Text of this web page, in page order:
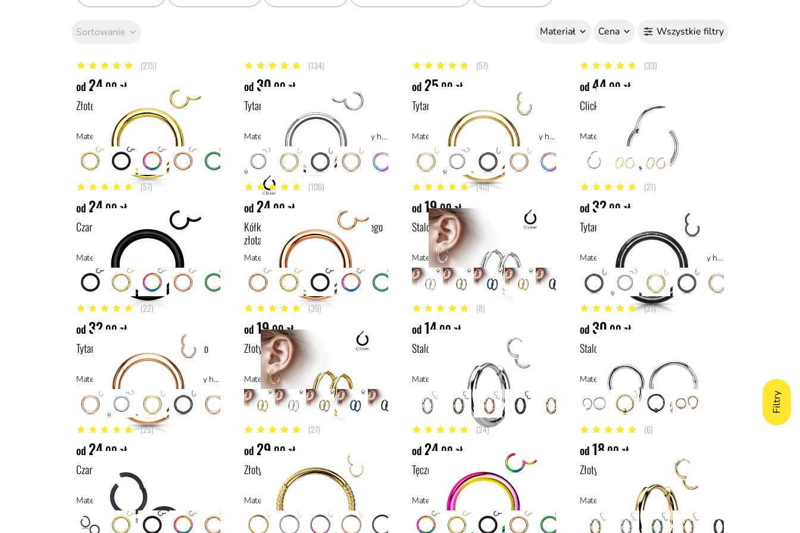
Sortowanie Materiał Cena Wszystkie filtry
4.9 z 5 gwiazdek (215)
od 24,00 zł
Złote kółko typu clicker
Materiał: stal z powłoką PVD, stal
4.9 z 5 gwiazdek (134)
od 30 ,00 zł
Tytanowe kółko typu clicker
Materiał: tytan ASTM F136, materiały hipoalergiczne
4.9 z 5 gwiazdek (57)
od 25 ,00 zł
Tytanowe złote kółko clicker
Materiał: tytan ASTM F136, materiały hipoalergiczne
4.9 z 5 gwiazdek (33)
od44,00 zł
Clicker ze srebra
Materiał: srebro
4.9 z 5 gwiazdek (57)
od 24,00 zł
Czarne kółko typu clicker
Materiał: stal z powłoką PVD, stal
5 z 5 gwiazdek (106)
od 24,00 zł
Kółko typu clicker w kolorze różowego
złota
Materiał: stal z powłoką PVD, stal
5 z 5 gwiazdek (40)
od19,00 zł
Stalowy clicker do ucha
Materiał: stal chirurgiczna 316L, stal
4.8 z 5 gwiazdek (21)
od 32,00 zł
Tytanowe czarne kółko clicker
Materiał: tytan ASTM F136, materiały hipoalergiczne
5 z 5 gwiazdek (22)
od 32,00 zł
Tytanowe kółko clicker Różowe złoto
Materiał: tytan ASTM F136, materiały hipoalergiczne
4.9 z 5 gwiazdek (39)
od19,00 zł
Złoty clicker do ucha
Materiał: stal z powłoką PVD, stal
5 z 5 gwiazdek (8)
od14,00 zł
Stalowy cienki mini clicker do ucha
Materiał: stal chirurgiczna 316L, stal
4.9 z 5 gwiazdek (27)
od 30 ,00 zł
Stalowy clicker z kulką
Materiał: stal chirurgiczna 316L, stal
4.9 z 5 gwiazdek (25)
od 24,00 zł
Czarne matowe kółko typu clicker
Materiał: stal z powłoką PVD, stal
5 z 5 gwiazdek (27)
od 29 ,00 zł
Złoty clicker Braided steel
Materiał: stal z powłoką PVD, stal
4.6 z 5 gwiazdek (24)
od 24,00 zł
Tęczowe kółko typu clicker
Materiał: stal z powłoką PVD, stal
5 z 5 gwiazdek (6)
od18 ,00 zł
Złoty cienki mini clicker do ucha
Materiał: stal z powłoką PVD, stal
Filtry